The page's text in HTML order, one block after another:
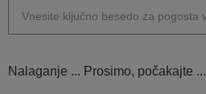
Nalaganje ... Prosimo, počakajte ...